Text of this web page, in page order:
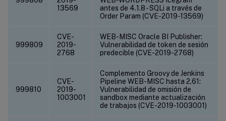
13569
antes de 4.1.8 - SQLi a través de
Order Param (CVE-2019-13569)
999809
CVE-
2019-
2768
WEB-MISC Oracle BI Publisher:
Vulnerabilidad de token de sesión
predecible (CVE-2019-2768)
999810
CVE-
2019-
1003001
Complemento Groovy de Jenkins
Pipeline WEB-MISC hasta 2.61:
Vulnerabilidad de omisión de
sandbox mediante actualización
de trabajos (CVE-2019-1003001)